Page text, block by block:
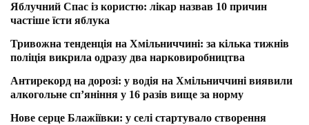
Яблучний Спас із користю: лікар назвав 10 причин
частіше їсти яблука
Тривожна тенденція на Хмільниччині: за кілька тижнів
поліція викрила одразу два нарковиробництва
Антирекорд на дорозі: у водія на Хмільниччині виявили
алкогольне сп’яніння у 16 разів вище за норму
Нове серце Блажіївки: у селі стартувало створення